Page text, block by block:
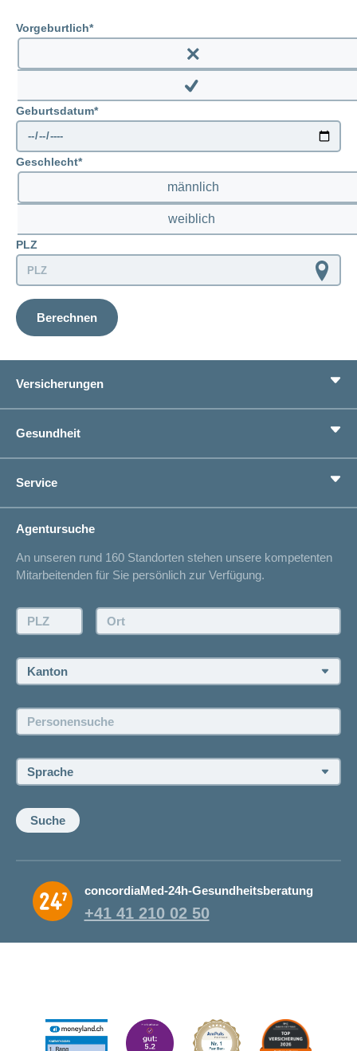
Vorgeburtlich
Enable
prenatal
Disable
Geburtsdatum
Geschlecht
männlich
weiblich
PLZ
Berechnen
Versicherungen
Zusatzversicherungen
Vorsorge
Ich suche eine Versicherung für
Lebenssituation
Sparen bei der Versicherung
Gesundheit
Gesundheitskompass
concordiaMed
Service
Spitalliste
Unfallmeldung
Offertanfrage
Rückruf anfordern
Offene Stellen
Agentursuche
An unseren rund 160 Standorten stehen unsere kompetenten
Mitarbeitenden für Sie persönlich zur Verfügung.
PLZ: Ort:
Kanton:
Personensuche:
Sprache:
Suche
concordiaMed-24h-Gesundheitsberatung
+41 41 210 02 50